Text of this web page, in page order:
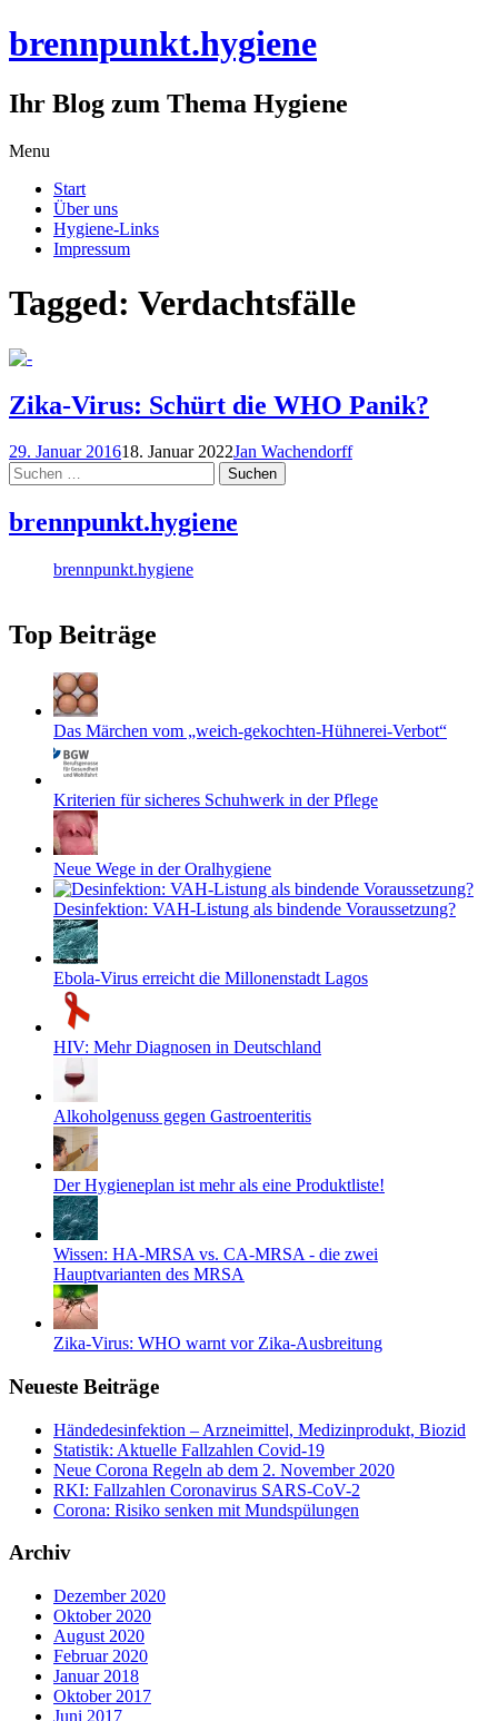
brennpunkt.hygiene
Ihr Blog zum Thema Hygiene
Menu
content
Start
Über uns
Hygiene-Links
Impressum
Tagged: Verdachtsfälle
Zika-Virus: Schürt die WHO Panik?
29. Januar 201618. Januar 2022Jan Wachendorff
Suchen
nach:
brennpunkt.hygiene
brennpunkt.hygiene
Top Beiträge
Das Märchen vom „weich-gekochten-Hühnerei-Verbot“
Kriterien für sicheres Schuhwerk in der Pflege
Neue Wege in der Oralhygiene
Desinfektion: VAH-Listung als bindende Voraussetzung?
Ebola-Virus erreicht die Millonenstadt Lagos
HIV: Mehr Diagnosen in Deutschland
Alkoholgenuss gegen Gastroenteritis
Der Hygieneplan ist mehr als eine Produktliste!
Wissen: HA-MRSA vs. CA-MRSA - die zwei
Hauptvarianten des MRSA
Zika-Virus: WHO warnt vor Zika-Ausbreitung
Neueste Beiträge
Händedesinfektion – Arzneimittel, Medizinprodukt, Biozid
Statistik: Aktuelle Fallzahlen Covid-19
Neue Corona Regeln ab dem 2. November 2020
RKI: Fallzahlen Coronavirus SARS-CoV-2
Corona: Risiko senken mit Mundspülungen
Archiv
Dezember 2020
Oktober 2020
August 2020
Februar 2020
Januar 2018
Oktober 2017
Juni 2017